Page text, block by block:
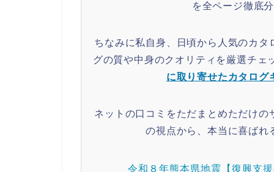
を全ページ徹底
ちなみに私自身、日頃から人気のカ
グの質や中身のクオリティを厳選チェ
に取り寄せたカタログ
ネットの口コミをただまとめただけ
の視点から、本当に喜ばれ
令和８年熊本県地震【復興支